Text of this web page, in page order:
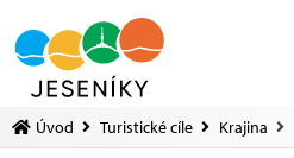
Úvod Turistické cíle Krajina